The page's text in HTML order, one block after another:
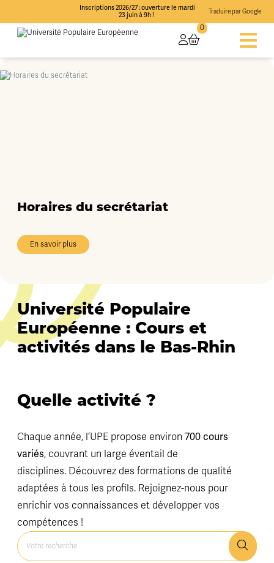
Inscriptions 2026/27 : ouverture le mardi
23 juin à 9h !
Traduire par Google
0
Horaires du secrétariat
En savoir plus
Université Populaire
Européenne : Cours et
activités dans le Bas-Rhin
Quelle activité ?
Chaque année, l’UPE propose environ 700 cours
variés, couvrant un large éventail de
disciplines. Découvrez des formations de qualité
adaptées à tous les profils. Rejoignez-nous pour
enrichir vos connaissances et développer vos
compétences !